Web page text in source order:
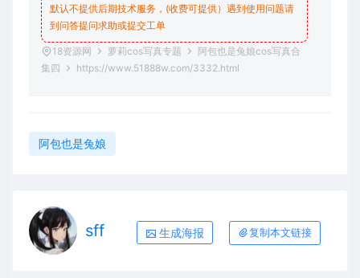
默认不提供后期技术服务，(收费可提供）遇到使用问题请
到问答提问求助或提交工单
18资源网 萝莉cos写真专题
阿包也是兔娘cos写真合
集四
https://www.51888w.com/3332.html
阿包也是兔娘
sff 生成海报 复制本文链接